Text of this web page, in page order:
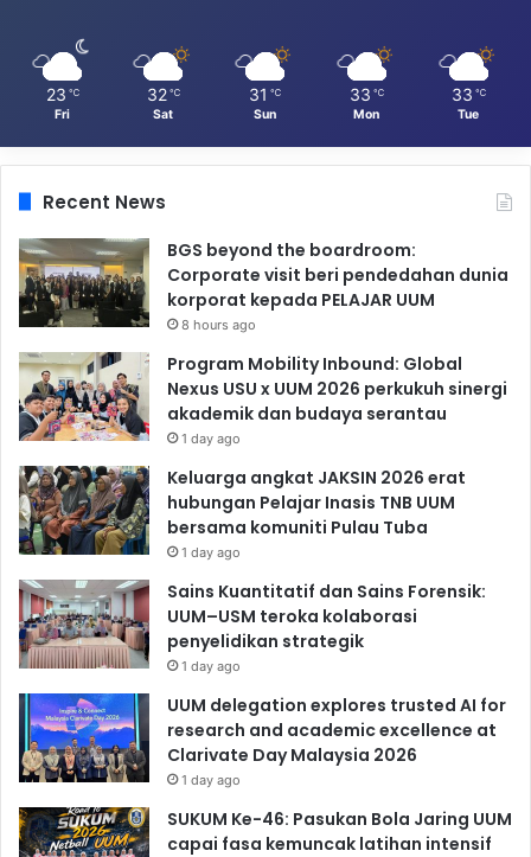
23 ℃
Fri
32 ℃
Sat
31 ℃
Sun
33 ℃
Mon
33 ℃
Tue
Recent News
BGS beyond the boardroom:
Corporate visit beri pendedahan dunia
korporat kepada PELAJAR UUM
8 hours ago
Program Mobility Inbound: Global
Nexus USU x UUM 2026 perkukuh sinergi
akademik dan budaya serantau
1 day ago
Keluarga angkat JAKSIN 2026 erat
hubungan Pelajar Inasis TNB UUM
bersama komuniti Pulau Tuba
1 day ago
Sains Kuantitatif dan Sains Forensik:
UUM–USM teroka kolaborasi
penyelidikan strategik
1 day ago
UUM delegation explores trusted AI for
research and academic excellence at
Clarivate Day Malaysia 2026
1 day ago
SUKUM Ke-46: Pasukan Bola Jaring UUM
capai fasa kemuncak latihan intensif